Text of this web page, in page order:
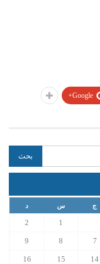
Google+
ج س د
1
2
7
8
9
14
15
16